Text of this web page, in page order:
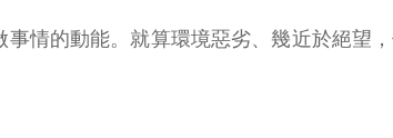
情的動能。就算環境惡劣、幾近於絕望